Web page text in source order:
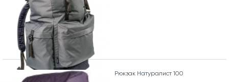
Рюкзак Натуралист 100